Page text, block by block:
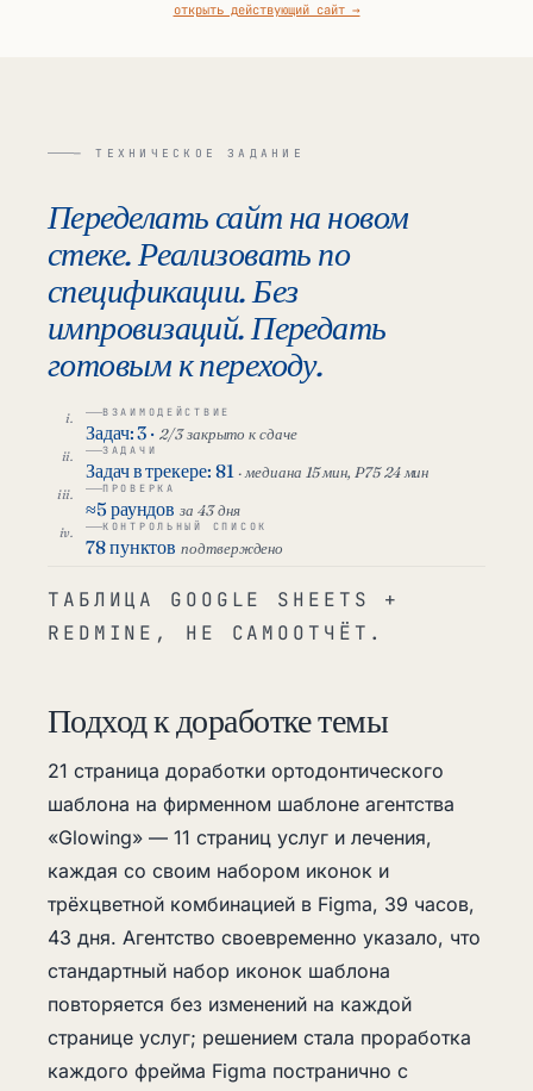
открыть действующий сайт →
— ТЕХНИЧЕСКОЕ ЗАДАНИЕ
Переделать сайт на новом
стеке. Реализовать по
спецификации. Без
импровизаций. Передать
готовым к переходу.
ВЗАИМОДЕЙСТВИЕ
Задач: 3 · 2/3 закрыто к сдаче
ЗАДАЧИ
Задач в трекере: 81 · медиана 15 мин, P75 24 мин
ПРОВЕРКА
≈5 раундов за 43 дня
КОНТРОЛЬНЫЙ СПИСОК
78 пунктов подтверждено
ТАБЛИЦА GOOGLE SHEETS +
REDMINE, НЕ САМООТЧЁТ.
Подход к доработке темы
21 страница доработки ортодонтического
шаблона на фирменном шаблоне агентства
«Glowing» — 11 страниц услуг и лечения,
каждая со своим набором иконок и
трёхцветной комбинацией в Figma, 39 часов,
43 дня. Агентство своевременно указало, что
стандартный набор иконок шаблона
повторяется без изменений на каждой
странице услуг; решением стала проработка
каждого фрейма Figma постранично с